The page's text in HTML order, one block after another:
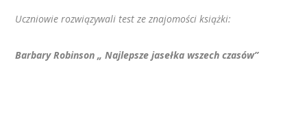
Uczniowie rozwiązywali test ze znajomości książki:
Barbary Robinson „ Najlepsze jasełka wszech czasów”